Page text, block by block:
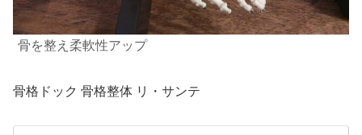
骨を整え柔軟性アップ
骨格ドック 骨格整体 リ・サンテ